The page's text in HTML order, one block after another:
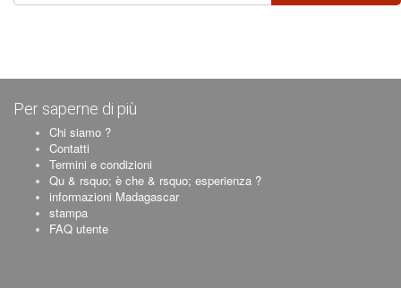
Per saperne di più
Chi siamo ?
Contatti
Termini e condizioni
Qu & rsquo; è che & rsquo; esperienza ?
informazioni Madagascar
stampa
FAQ utente